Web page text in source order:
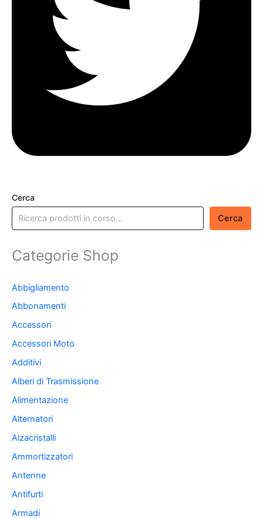
Cerca
Cerca
Categorie Shop
Abbigliamento
Abbonamenti
Accessori
Accessori Moto
Additivi
Alberi di Trasmissione
Alimentazione
Alternatori
Alzacristalli
Ammortizzatori
Antenne
Antifurti
Armadi